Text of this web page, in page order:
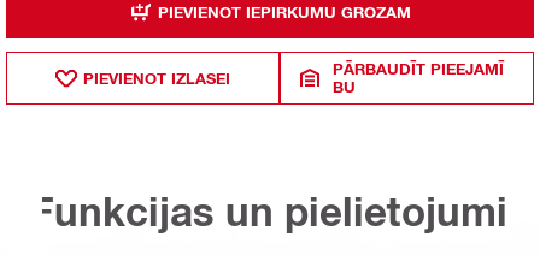
PIEVIENOT IEPIRKUMU GROZAM
PIEVIENOT IZLASEI
PĀRBAUDĪT PIEEJAMĪ
BU
Funkcijas un pielietojumi